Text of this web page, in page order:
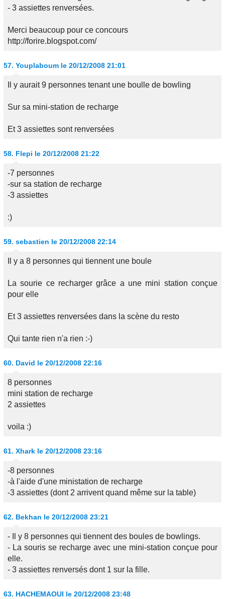
- 3 assiettes renversées.
Merci beaucoup pour ce concours
http://forire.blogspot.com/
57. Youplaboum le 20/12/2008 21:01
Il y aurait 9 personnes tenant une boulle de bowling
Sur sa mini-station de recharge
Et 3 assiettes sont renversées
58. Flepi le 20/12/2008 21:22
-7 personnes
-sur sa station de recharge
-3 assiettes
:)
59. sebastien le 20/12/2008 22:14
Il y a 8 personnes qui tiennent une boule
La sourie ce recharger grâce a une mini station conçue
pour elle
Et 3 assiettes renversées dans la scène du resto
Qui tante rien n'a rien :-)
60. David le 20/12/2008 22:16
8 personnes
mini station de recharge
2 assiettes
voila :)
61. Xhark le 20/12/2008 23:16
-8 personnes
-à l'aide d'une ministation de recharge
-3 assiettes (dont 2 arrivent quand même sur la table)
62. Bekhan le 20/12/2008 23:21
- Il y 8 personnes qui tiennent des boules de bowlings.
- La souris se recharge avec une mini-station conçue pour
elle.
- 3 assiettes renversés dont 1 sur la fille.
63. HACHEMAOUI le 20/12/2008 23:48